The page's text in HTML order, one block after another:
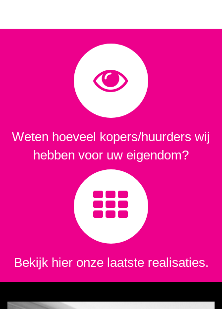
Weten hoeveel kopers/huurders wij
hebben voor uw eigendom?
Bekijk hier onze laatste realisaties.